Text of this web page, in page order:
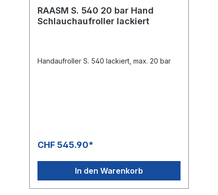
RAASM S. 540 20 bar Hand
Schlauchaufroller lackiert
Handaufroller S. 540 lackiert, max. 20 bar
CHF 545.90*
In den Warenkorb